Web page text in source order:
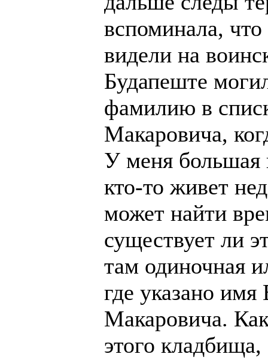
вспоминала,
видели на
Будапеште
фамилию в
Макаровича,
У меня большая
кто-то живет
может найти
существует ли
там одиночная
где указано имя
Макаровича.
этого